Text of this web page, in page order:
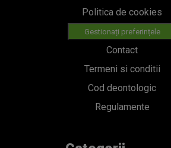
Politica de cookies
Gestionați preferințele
Contact
Termeni si conditii
Cod deontologic
Regulamente